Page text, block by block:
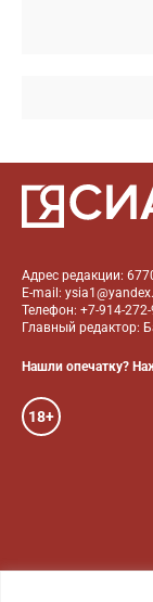
Адрес редакции:
E-mail:
Телефон: +7-914-
Главный редактор:
Нашли опечатку?
18+